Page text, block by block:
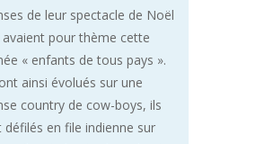
de leur spectacle de Noël
avaient pour thème cette
« enfants de tous pays ».
ainsi évolués sur une
country de cow-boys, ils
défilés en file indienne sur